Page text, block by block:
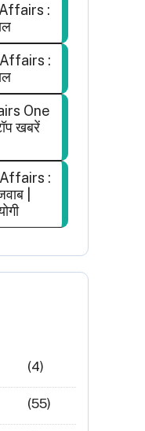
:
:
One
खबरें
:
|
(4)
(55)